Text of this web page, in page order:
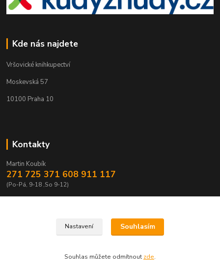
Kde nás najdete
Vršovické knihkupectví
Moskevská 57
10100 Praha 10
Kontakty
Martin Koubík
271 725 371 608 911 117
(Po-Pá, 9-18 ,So 9-12)
Nastavení Souhlasím
Souhlas můžete odmítnout zde.